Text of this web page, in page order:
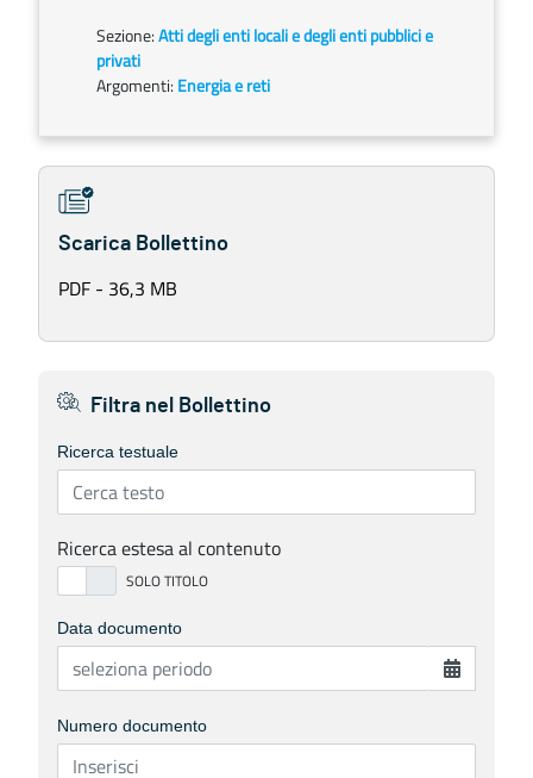
Sezione:Atti degli enti locali e degli enti pubblici e
privati
Argomenti: Energia e reti
Scarica Bollettino
PDF - 36,3 MB
Filtra nel Bollettino
Ricerca testuale
Ricerca estesa al contenuto
Data documento
Numero documento